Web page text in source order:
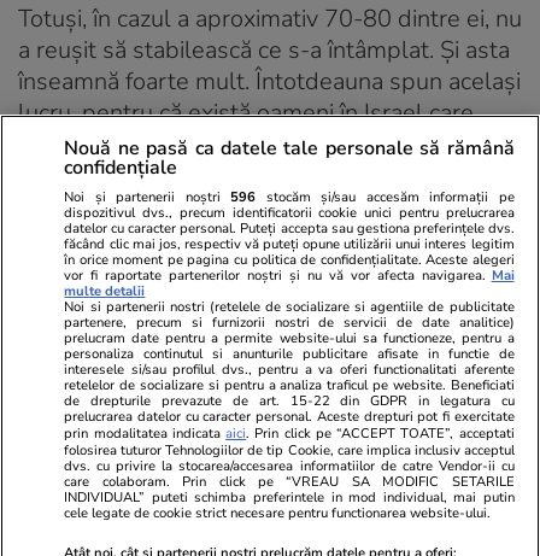
Totuși, în cazul a aproximativ 70-80 dintre ei, nu
a reușit să stabilească ce s-a întâmplat. Și asta
înseamnă foarte mult. Întotdeauna spun același
lucru, pentru că există oameni în Israel care
susțin cu tărie că totul este doar o teorie a
conspirației, că nu s-a întâmplat nimic și sunt
foarte investiți în negarea acestei povești. Dar
eu le răspund așa: chiar dacă aveți dreptate și
toți copiii au murit, în primul rând, rămân totuși
acei 70-80 despre care nu știm nimic. Dar chiar
dacă presupunem că au murit cu toții, nu este și
asta o tragedie cumplită? Părinților nu li s-a
permis să-și îngroape copiii.
Copiii le-au fost luați fără acordul lor și duși la
spital. Părinții nu au avut voie să fie alături de ei
în ultimele clipe. Nu au putut să-i
înmormânteze. Nu au putut să țină șiva,
Nouă ne pasă ca datele tale personale să rămână
confidențiale
Noi și partenerii noștri 596 stocăm și/sau accesăm informații pe
dispozitivul dvs., precum identificatorii cookie unici pentru prelucrarea
datelor cu caracter personal. Puteți accepta sau gestiona preferințele dvs.
făcând clic mai jos, respectiv vă puteți opune utilizării unui interes legitim
în orice moment pe pagina cu politica de confidențialitate. Aceste alegeri
vor fi raportate partenerilor noștri și nu vă vor afecta navigarea. Mai
multe detalii
Noi si partenerii nostri (retelele de socializare si agentiile de publicitate
partenere, precum si furnizorii nostri de servicii de date analitice)
prelucram date pentru a permite website-ului sa functioneze, pentru a
personaliza continutul si anunturile publicitare afisate in functie de
interesele si/sau profilul dvs., pentru a va oferi functionalitati aferente
retelelor de socializare si pentru a analiza traficul pe website. Beneficiati
de drepturile prevazute de art. 15-22 din GDPR in legatura cu
prelucrarea datelor cu caracter personal. Aceste drepturi pot fi exercitate
prin modalitatea indicataaici. Prin click pe “ACCEPT TOATE”, acceptati
folosirea tuturor Tehnologiilor de tip Cookie, care implica inclusiv acceptul
dvs. cu privire la stocarea/accesarea informatiilor de catre Vendor-ii cu
care colaboram. Prin click pe “VREAU SA MODIFIC SETARILE
INDIVIDUAL” puteti schimba preferintele in mod individual, mai putin
cele legate de cookie strict necesare pentru functionarea website-ului.